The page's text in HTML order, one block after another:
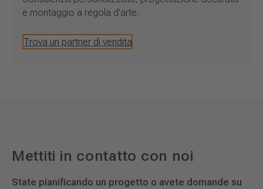
e montaggio a regola d’arte.
Trova un partner di vendita
Mettiti in contatto con noi
State pianificando un progetto o avete domande su